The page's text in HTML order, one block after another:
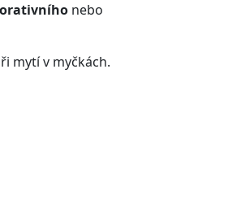
nebo
mytí v myčkách.